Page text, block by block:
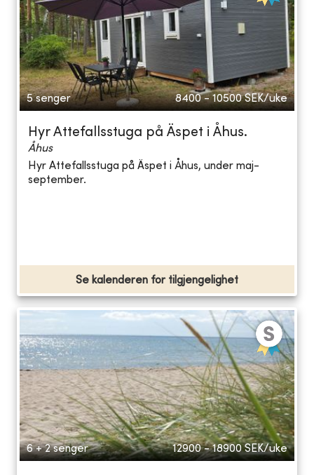
5 senger 8400 - 10500 SEK/uke
Hyr Attefallsstuga på Äspet i Åhus.
Åhus
Hyr Attefallsstuga på Äspet i Åhus, under maj-
september.
Se kalenderen for tilgjengelighet
6 + 2 senger 12900 - 18900 SEK/uke